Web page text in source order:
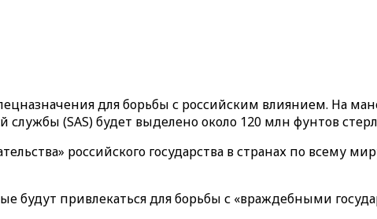
для борьбы с российским влиянием. На
(SAS) будет выделено около 120 млн фунтов
российского государства в странах по всему
будут привлекаться для борьбы с «враждебными